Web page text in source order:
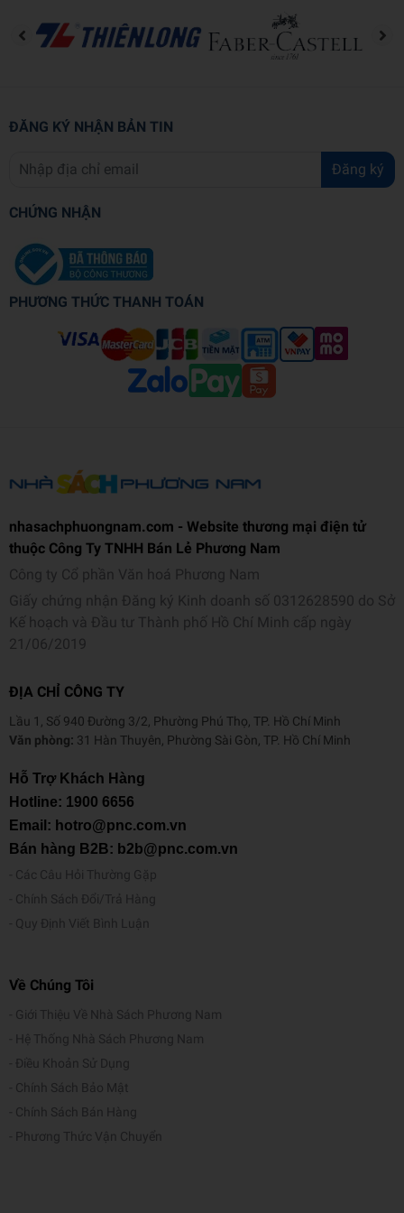
ĐĂNG KÝ NHẬN BẢN TIN
Đăng ký
CHỨNG NHẬN
PHƯƠNG THỨC THANH TOÁN
nhasachphuongnam.com - Website thương mại điện tử
thuộc Công Ty TNHH Bán Lẻ Phương Nam
Công ty Cổ phần Văn hoá Phương Nam
Giấy chứng nhận Đăng ký Kinh doanh số 0312628590 do Sở
Kế hoạch và Đầu tư Thành phố Hồ Chí Minh cấp ngày
21/06/2019
ĐỊA CHỈ CÔNG TY
Lầu 1, Số 940 Đường 3/2, Phường Phú Thọ, TP. Hồ Chí Minh
Văn phòng: 31 Hàn Thuyên, Phường Sài Gòn, TP. Hồ Chí Minh
Hỗ Trợ Khách Hàng
Hotline: 1900 6656
Email: hotro@pnc.com.vn
Bán hàng B2B: b2b@pnc.com.vn
Các Câu Hỏi Thường Gặp
Chính Sách Đổi/Trả Hàng
Quy Định Viết Bình Luận
Về Chúng Tôi
Giới Thiệu Về Nhà Sách Phương Nam
Hệ Thống Nhà Sách Phương Nam
Điều Khoản Sử Dụng
Chính Sách Bảo Mật
Chính Sách Bán Hàng
Phương Thức Vận Chuyển